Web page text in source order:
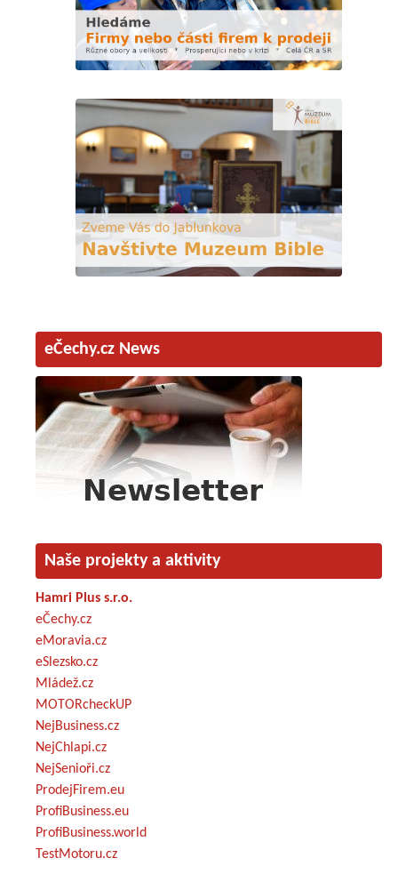
eČechy.cz News
Naše projekty a aktivity
Hamri Plus s.r.o.
eČechy.cz
eMoravia.cz
eSlezsko.cz
Mládež.cz
MOTORcheckUP
NejBusiness.cz
NejChlapi.cz
NejSenioři.cz
ProdejFirem.eu
ProfiBusiness.eu
ProfiBusiness.world
TestMotoru.cz